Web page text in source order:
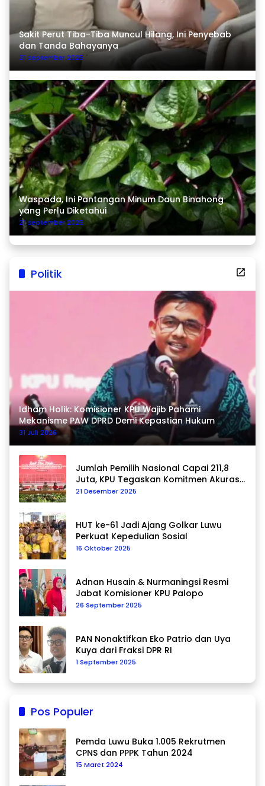
Sakit Perut Tiba-Tiba Muncul Hilang, Ini Penyebab
dan Tanda Bahayanya
21 September 2025
Waspada, Ini Pantangan Minum Daun Binahong
yang Perlu Diketahui
21 September 2025
Politik
Idham Holik: Komisioner KPU Wajib Pahami
Mekanisme PAW DPRD Demi Kepastian Hukum
31 Juli 2026
Jumlah Pemilih Nasional Capai 211,8
Juta, KPU Tegaskan Komitmen Akurasi
Data Berkelanjutan
21 Desember 2025
HUT ke-61 Jadi Ajang Golkar Luwu
Perkuat Kepedulian Sosial
16 Oktober 2025
Adnan Husain & Nurmaningsi Resmi
Jabat Komisioner KPU Palopo
26 September 2025
PAN Nonaktifkan Eko Patrio dan Uya
Kuya dari Fraksi DPR RI
1 September 2025
Pos Populer
Pemda Luwu Buka 1.005 Rekrutmen
CPNS dan PPPK Tahun 2024
15 Maret 2024